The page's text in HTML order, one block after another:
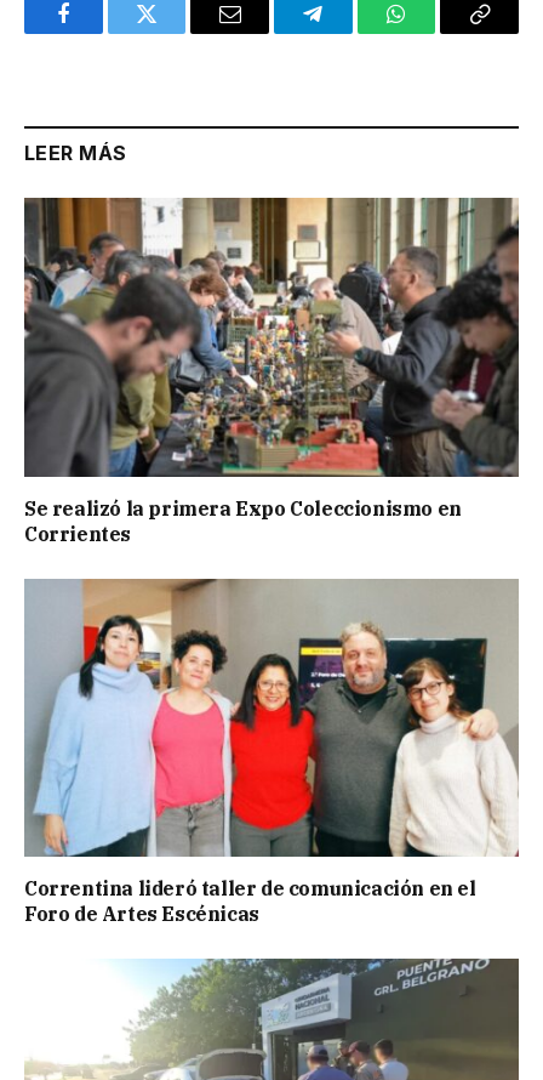
FacebookTwitter Email TelegramWhatsAppCopy
LEER MÁS
Se realizó la primera Expo Coleccionismo en
Corrientes
Correntina lideró taller de comunicación en el
Foro de Artes Escénicas